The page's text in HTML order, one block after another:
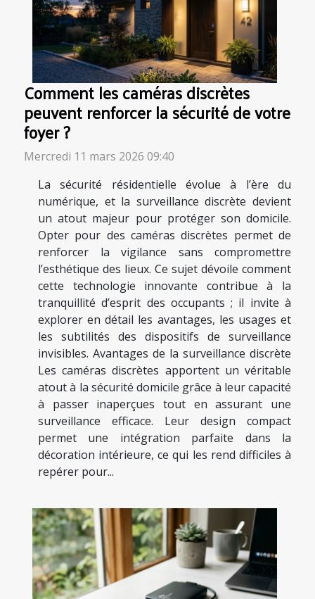
Comment les caméras discrètes
peuvent renforcer la sécurité de votre
foyer ?
Mercredi 11 mars 2026 09:40
La sécurité résidentielle évolue à l’ère du
numérique, et la surveillance discrète devient
un atout majeur pour protéger son domicile.
Opter pour des caméras discrètes permet de
renforcer la vigilance sans compromettre
l’esthétique des lieux. Ce sujet dévoile comment
cette technologie innovante contribue à la
tranquillité d’esprit des occupants ; il invite à
explorer en détail les avantages, les usages et
les subtilités des dispositifs de surveillance
invisibles. Avantages de la surveillance discrète
Les caméras discrètes apportent un véritable
atout à la sécurité domicile grâce à leur capacité
à passer inaperçues tout en assurant une
surveillance efficace. Leur design compact
permet une intégration parfaite dans la
décoration intérieure, ce qui les rend difficiles à
repérer pour...